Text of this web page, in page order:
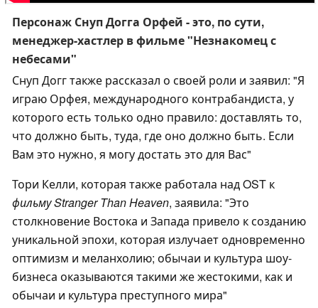
Персонаж Снуп Догга Орфей - это, по сути,
менеджер-хастлер в фильме "Незнакомец с
небесами"
Снуп Догг также рассказал о своей роли и заявил: "Я
играю Орфея, международного контрабандиста, у
которого есть только одно правило: доставлять то,
что должно быть, туда, где оно должно быть. Если
Вам это нужно, я могу достать это для Вас"
Тори Келли, которая также работала над OST к
фильму Stranger Than Heaven, заявила: "Это
столкновение Востока и Запада привело к созданию
уникальной эпохи, которая излучает одновременно
оптимизм и меланхолию; обычаи и культура шоу-
бизнеса оказываются такими же жестокими, как и
обычаи и культура преступного мира"